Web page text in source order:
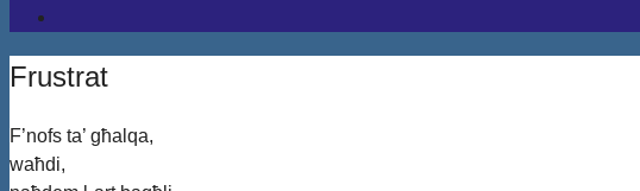
Frustrat
F’nofs ta’ għalqa,
waħdi,